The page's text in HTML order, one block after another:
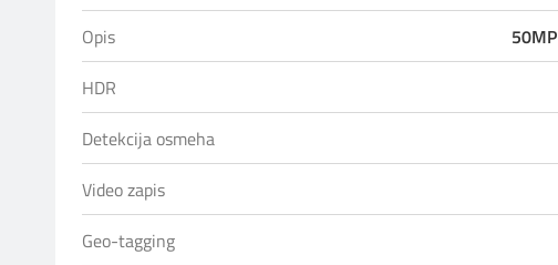
Opis
HDR
Detekcija osmeha
Video zapis
Geo-tagging